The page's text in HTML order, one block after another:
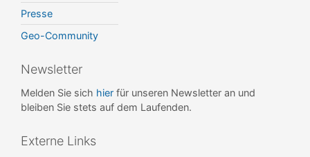
Presse
Geo-Community
Newsletter
Melden Sie sich hier für unseren Newsletter an und
bleiben Sie stets auf dem Laufenden.
Externe Links